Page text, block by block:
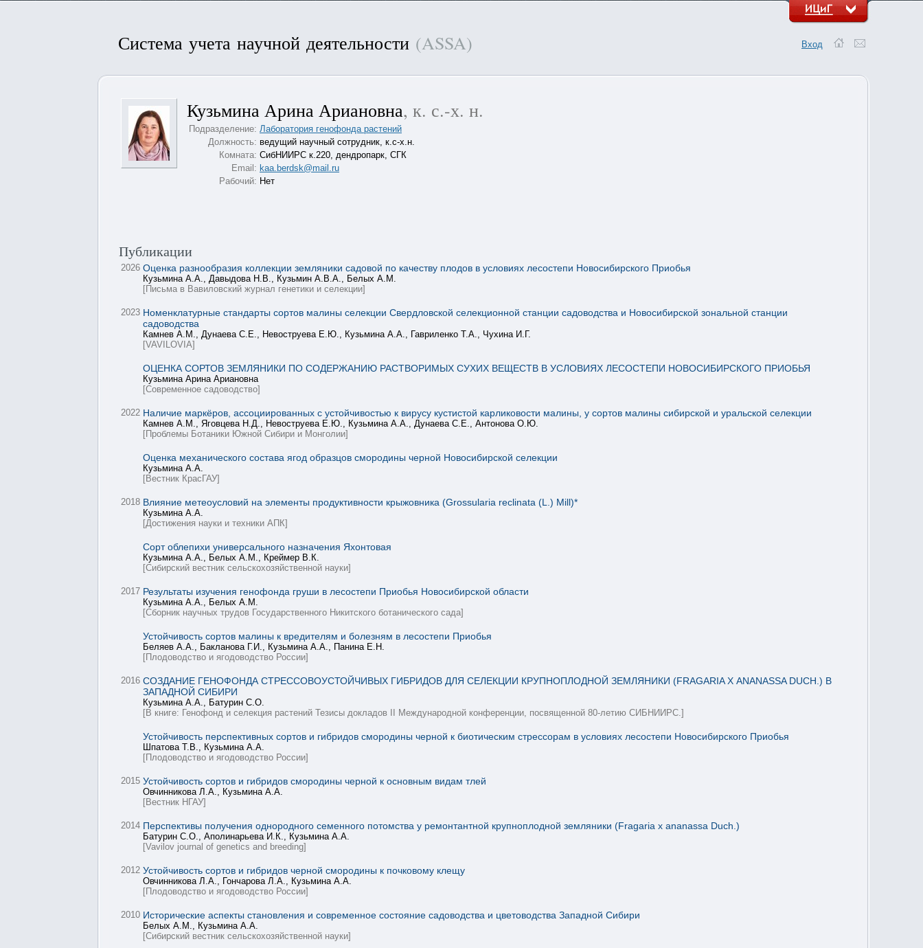
Система учета научной деятельности (ASSA) Вход
Кузьмина Арина Ариановна, к. с.-х. н.
Подразделение: Лаборатория генофонда растений
Должность: ведущий научный сотрудник, к.с-х.н.
Комната: СибНИИРС к.220, дендропарк, СГК
Email: kaa.berdsk@mail.ru
Рабочий: Нет
Публикации
2026 Оценка разнообразия коллекции земляники садовой по качеству плодов в условиях лесостепи Новосибирского Приобья
Кузьмина А.А., Давыдова Н.В., Кузьмин А.В.А., Белых А.М.
[Письма в Вавиловский журнал генетики и селекции]
2023 Номенклатурные стандарты сортов малины селекции Свердловской селекционной станции садоводства и Новосибирской зональной станции
садоводства
Камнев А.М., Дунаева С.Е., Невоструева Е.Ю., Кузьмина А.А., Гавриленко Т.А., Чухина И.Г.
[VAVILOVIA]
ОЦЕНКА СОРТОВ ЗЕМЛЯНИКИ ПО СОДЕРЖАНИЮ РАСТВОРИМЫХ СУХИХ ВЕЩЕСТВ В УСЛОВИЯХ ЛЕСОСТЕПИ НОВОСИБИРСКОГО ПРИОБЬЯ
Кузьмина Арина Ариановна
[Современное садоводство]
2022 Наличие маркёров, ассоциированных с устойчивостью к вирусу кустистой карликовости малины, у сортов малины сибирской и уральской селекции
Камнев А.М., Яговцева Н.Д., Невоструева Е.Ю., Кузьмина А.А., Дунаева С.Е., Антонова О.Ю.
[Проблемы Ботаники Южной Сибири и Монголии]
Оценка механического состава ягод образцов смородины черной Новосибирской селекции
Кузьмина А.А.
[Вестник КрасГАУ]
2018 Влияние метеоусловий на элементы продуктивности крыжовника (Grossularia reclinata (L.) Mill)*
Кузьмина А.А.
[Достижения науки и техники АПК]
Сорт облепихи универсального назначения Яхонтовая
Кузьмина А.А., Белых А.М., Креймер В.К.
[Сибирский вестник сельскохозяйственной науки]
2017 Результаты изучения генофонда груши в лесостепи Приобья Новосибирской области
Кузьмина А.А., Белых А.М.
[Сборник научных трудов Государственного Никитского ботанического сада]
Устойчивость сортов малины к вредителям и болезням в лесостепи Приобья
Беляев А.А., Бакланова Г.И., Кузьмина А.А., Панина Е.Н.
[Плодоводство и ягодоводство России]
2016 СОЗДАНИЕ ГЕНОФОНДА СТРЕССОВОУСТОЙЧИВЫХ ГИБРИДОВ ДЛЯ СЕЛЕКЦИИ КРУПНОПЛОДНОЙ ЗЕМЛЯНИКИ (FRAGARIA Х ANANASSA DUCH.) В
ЗАПАДНОЙ СИБИРИ
Кузьмина А.А., Батурин С.О.
[В книге: Генофонд и селекция растений Тезисы докладов II Международной конференции, посвященной 80-летию СИБНИИРС.]
Устойчивость перспективных сортов и гибридов смородины черной к биотическим стрессорам в условиях лесостепи Новосибирского Приобья
Шпатова Т.В., Кузьмина А.А.
[Плодоводство и ягодоводство России]
2015 Устойчивость сортов и гибридов смородины черной к основным видам тлей
Овчинникова Л.А., Кузьмина А.А.
[Вестник НГАУ]
2014 Перспективы получения однородного семенного потомства у ремонтантной крупноплодной земляники (Fragaria x ananassa Duch.)
Батурин С.О., Аполинарьева И.К., Кузьмина А.А.
[Vavilov journal of genetics and breeding]
2012 Устойчивость сортов и гибридов черной смородины к почковому клещу
Овчинникова Л.А., Гончарова Л.А., Кузьмина А.А.
[Плодоводство и ягодоводство России]
2010 Исторические аспекты становления и современное состояние садоводства и цветоводства Западной Сибири
Белых А.М., Кузьмина А.А.
[Сибирский вестник сельскохозяйственной науки]